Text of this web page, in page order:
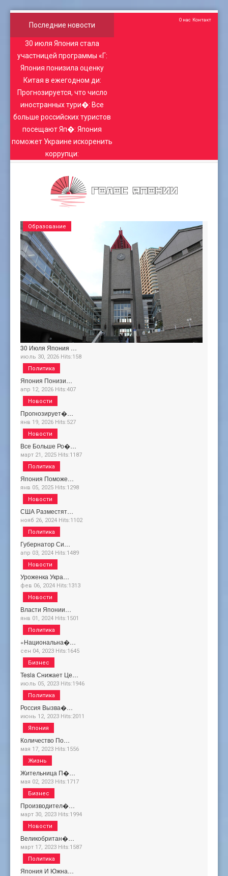
Последние новости
30 июля Япония стала
участницей программы «Г:
Япония понизила оценку
Китая в ежегодном ди:
Прогнозируется, что число
иностранных тури�: Все
больше российских туристов
посещают Яп�: Япония
поможет Украине искоренить
коррупци:
О нас Контакт
30 Июля Япония …
июль 30, 2026 Hits:158
Образование
Япония Понизи…
апр 12, 2026 Hits:407
Политика
Прогнозирует�…
янв 19, 2026 Hits:527
Новости
Все Больше Ро�…
март 21, 2025 Hits:1187
Новости
Япония Поможе…
янв 05, 2025 Hits:1298
Политика
США Разместят…
нояб 26, 2024 Hits:1102
Новости
Губернатор Си…
апр 03, 2024 Hits:1489
Политика
Уроженка Укра…
фев 06, 2024 Hits:1313
Новости
Власти Японии…
янв 01, 2024 Hits:1501
Новости
«Национальна�…
сен 04, 2023 Hits:1645
Политика
Tesla Снижает Це…
июль 05, 2023 Hits:1946
Бизнес
Россия Вызва�…
июнь 12, 2023 Hits:2011
Политика
Количество По…
мая 17, 2023 Hits:1556
Япония
Жительница П�…
мая 02, 2023 Hits:1717
Жизнь
Производител�…
март 30, 2023 Hits:1994
Бизнес
Великобритан�…
март 17, 2023 Hits:1587
Новости
Япония И Южна…
Политика